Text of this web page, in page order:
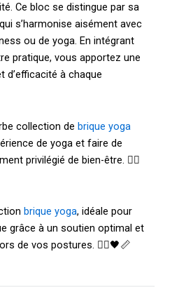
Ce bloc se distingue par sa
s’harmonise aisément avec
ou de yoga. En intégrant
pratique, vous apportez une
d’efficacité à chaque
collection de brique yoga
de yoga et faire de
privilégié de bien-être. 🧘‍♀️
brique yoga, idéale pour
grâce à un soutien optimal et
de vos postures. 🧘‍♀️🖤📏